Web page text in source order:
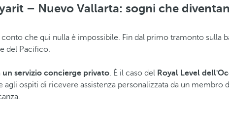
– Nuevo Vallarta: sogni che
che qui nulla è impossibile. Fin dal primo tramonto sulla
del Pacifico.
un servizio concierge privato. È il caso del Royal Level
ospiti di ricevere assistenza personalizzata da un membro